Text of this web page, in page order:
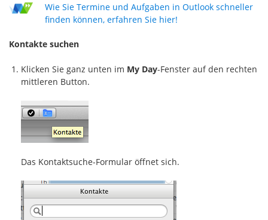
Wie Sie Termine und Aufgaben in Outlook schneller
finden können, erfahren Sie hier!
Kontakte suchen
Klicken Sie ganz unten im My Day-Fenster auf den rechten
mittleren Button.
Das Kontaktsuche-Formular öffnet sich.